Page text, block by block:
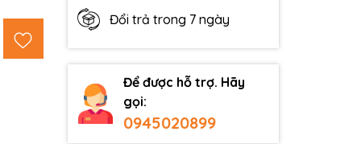
Đổi trả trong 7 ngày
Để được hỗ trợ. Hãy
gọi:
0945020899